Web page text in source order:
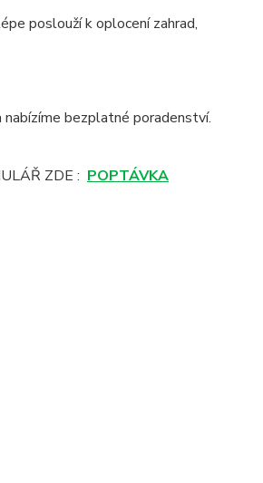
poslouží k oplocení zahrad,
bezplatné poradenství.
ZDE : POPTÁVKA